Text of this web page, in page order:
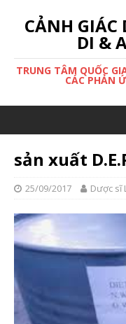
CẢNH GIÁC
DI &
TRUNG TÂM QUỐC
CÁC PHẢN
sản xuất
25/09/2017 Dược sĩ